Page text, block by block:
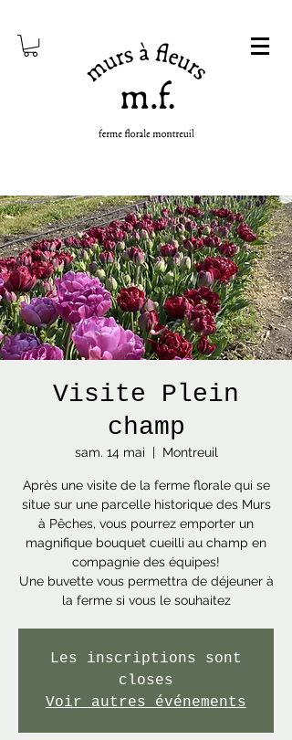
Visite Plein
champ
sam. 14 mai
  |
Montreuil
Après une visite de la ferme florale qui se
situe sur une parcelle historique des Murs
à Pêches, vous pourrez emporter un
magnifique bouquet cueilli au champ en
compagnie des équipes!
Une buvette vous permettra de déjeuner à
la ferme si vous le souhaitez
Les inscriptions sont
closes
Voir autres événements